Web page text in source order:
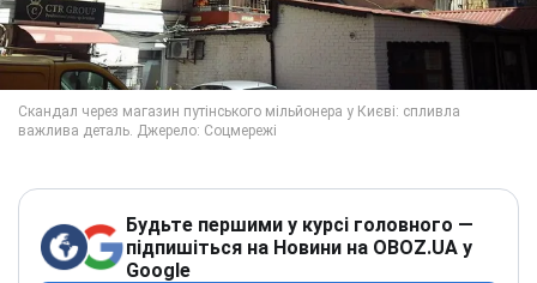
Будьте першими у курсі головного —
підпишіться на Новини на OBOZ.UA у
Google